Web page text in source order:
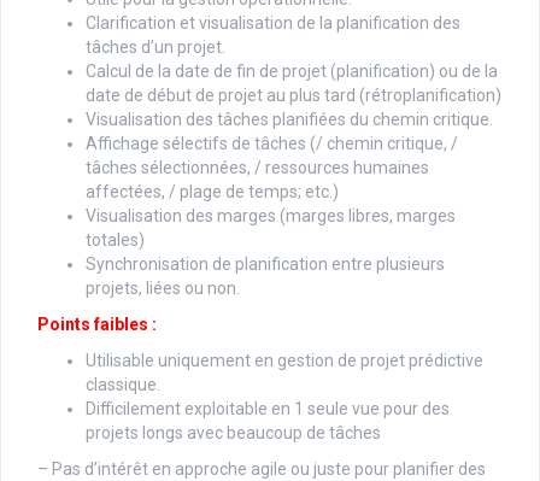
Clarification et visualisation de la planification des
tâches d’un projet.
Calcul de la date de fin de projet (planification) ou de la
date de début de projet au plus tard (rétroplanification)
Visualisation des tâches planifiées du chemin critique.
Affichage sélectifs de tâches (/ chemin critique, /
tâches sélectionnées, / ressources humaines
affectées, / plage de temps; etc.)
Visualisation des marges (marges libres, marges
totales)
Synchronisation de planification entre plusieurs
projets, liées ou non.
Points faibles :
Utilisable uniquement en gestion de projet prédictive
classique.
Difficilement exploitable en 1 seule vue pour des
projets longs avec beaucoup de tâches
– Pas d’intérêt en approche agile ou juste pour planifier des